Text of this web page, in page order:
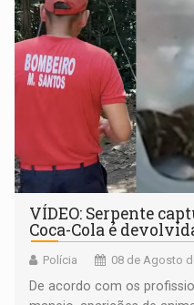
VÍDEO: Serpente
Coca-Cola é
Polícia 08 de Agosto
De acordo com os